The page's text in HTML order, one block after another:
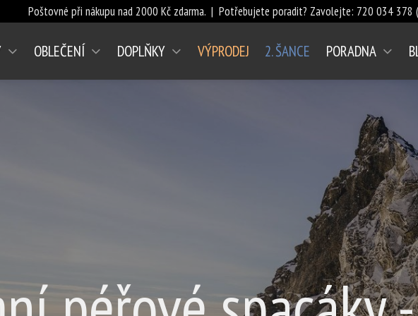
Poštovné při nákupu nad 2000 Kč zdarma. | Potřebujete poradit? Zavolejte: 720 034 378
OBLEČENÍ DOPLŇKY VÝPRODEJ 2. ŠANCE PORADNA